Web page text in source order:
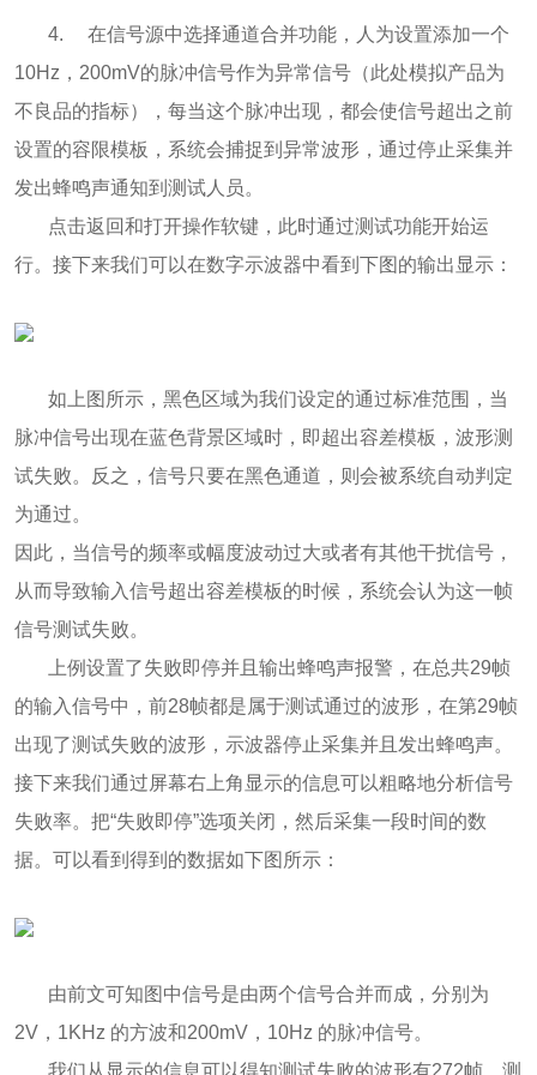
4. 在信号源中选择通道合并功能，人为设置添加一个
10Hz，200mV的脉冲信号作为异常信号（此处模拟产品为
不良品的指标），每当这个脉冲出现，都会使信号超出之前
设置的容限模板，系统会捕捉到异常波形，通过停止采集并
发出蜂鸣声通知到测试人员。
点击返回和打开操作软键，此时通过测试功能开始运
行。接下来我们可以在数字示波器中看到下图的输出显示：
如上图所示，黑色区域为我们设定的通过标准范围，当
脉冲信号出现在蓝色背景区域时，即超出容差模板，波形测
试失败。反之，信号只要在黑色通道，则会被系统自动判定
为通过。
因此，当信号的频率或幅度波动过大或者有其他干扰信号，
从而导致输入信号超出容差模板的时候，系统会认为这一帧
信号测试失败。
上例设置了失败即停并且输出蜂鸣声报警，在总共29帧
的输入信号中，前28帧都是属于测试通过的波形，在第29帧
出现了测试失败的波形，示波器停止采集并且发出蜂鸣声。
接下来我们通过屏幕右上角显示的信息可以粗略地分析信号
失败率。把“失败即停”选项关闭，然后采集一段时间的数
据。可以看到得到的数据如下图所示：
由前文可知图中信号是由两个信号合并而成，分别为
2V，1KHz 的方波和200mV，10Hz 的脉冲信号。
我们从显示的信息可以得知测试失败的波形有272帧，测